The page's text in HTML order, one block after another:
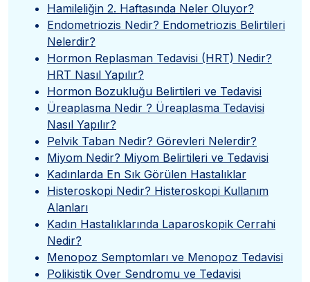
Hamileliğin 2. Haftasında Neler Oluyor?
Endometriozis Nedir? Endometriozis Belirtileri
Nelerdir?
Hormon Replasman Tedavisi (HRT) Nedir?
HRT Nasıl Yapılır?
Hormon Bozukluğu Belirtileri ve Tedavisi
Üreaplasma Nedir ? Üreaplasma Tedavisi
Nasıl Yapılır?
Pelvik Taban Nedir? Görevleri Nelerdir?
Miyom Nedir? Miyom Belirtileri ve Tedavisi
Kadınlarda En Sık Görülen Hastalıklar
Histeroskopi Nedir? Histeroskopi Kullanım
Alanları
Kadın Hastalıklarında Laparoskopik Cerrahi
Nedir?
Menopoz Semptomları ve Menopoz Tedavisi
Polikistik Over Sendromu ve Tedavisi